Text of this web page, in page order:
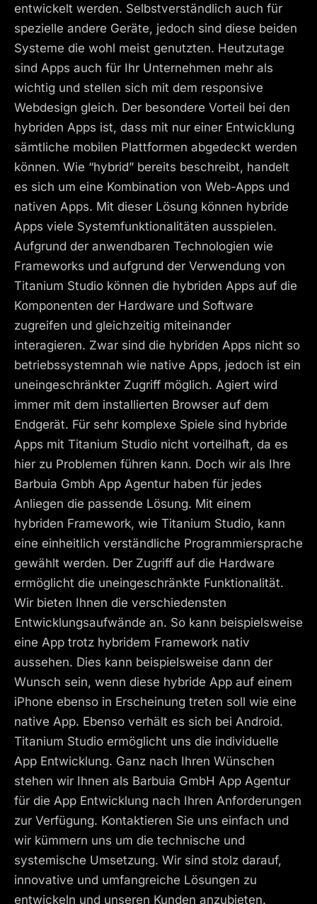
entwickelt werden. Selbstverständlich auch für
spezielle andere Geräte, jedoch sind diese beiden
Systeme die wohl meist genutzten. Heutzutage
sind Apps auch für Ihr Unternehmen mehr als
wichtig und stellen sich mit dem responsive
Webdesign gleich. Der besondere Vorteil bei den
hybriden Apps ist, dass mit nur einer Entwicklung
sämtliche mobilen Plattformen abgedeckt werden
können. Wie “hybrid” bereits beschreibt, handelt
es sich um eine Kombination von Web-Apps und
nativen Apps. Mit dieser Lösung können hybride
Apps viele Systemfunktionalitäten ausspielen.
Aufgrund der anwendbaren Technologien wie
Frameworks und aufgrund der Verwendung von
Titanium Studio können die hybriden Apps auf die
Komponenten der Hardware und Software
zugreifen und gleichzeitig miteinander
interagieren. Zwar sind die hybriden Apps nicht so
betriebssystemnah wie native Apps, jedoch ist ein
uneingeschränkter Zugriff möglich. Agiert wird
immer mit dem installierten Browser auf dem
Endgerät. Für sehr komplexe Spiele sind hybride
Apps mit Titanium Studio nicht vorteilhaft, da es
hier zu Problemen führen kann. Doch wir als Ihre
Barbuia Gmbh App Agentur haben für jedes
Anliegen die passende Lösung. Mit einem
hybriden Framework, wie Titanium Studio, kann
eine einheitlich verständliche Programmiersprache
gewählt werden. Der Zugriff auf die Hardware
ermöglicht die uneingeschränkte Funktionalität.
Wir bieten Ihnen die verschiedensten
Entwicklungsaufwände an. So kann beispielsweise
eine App trotz hybridem Framework nativ
aussehen. Dies kann beispielsweise dann der
Wunsch sein, wenn diese hybride App auf einem
iPhone ebenso in Erscheinung treten soll wie eine
native App. Ebenso verhält es sich bei Android.
Titanium Studio ermöglicht uns die individuelle
App Entwicklung. Ganz nach Ihren Wünschen
stehen wir Ihnen als Barbuia GmbH App Agentur
für die App Entwicklung nach Ihren Anforderungen
zur Verfügung. Kontaktieren Sie uns einfach und
wir kümmern uns um die technische und
systemische Umsetzung. Wir sind stolz darauf,
innovative und umfangreiche Lösungen zu
entwickeln und unseren Kunden anzubieten.